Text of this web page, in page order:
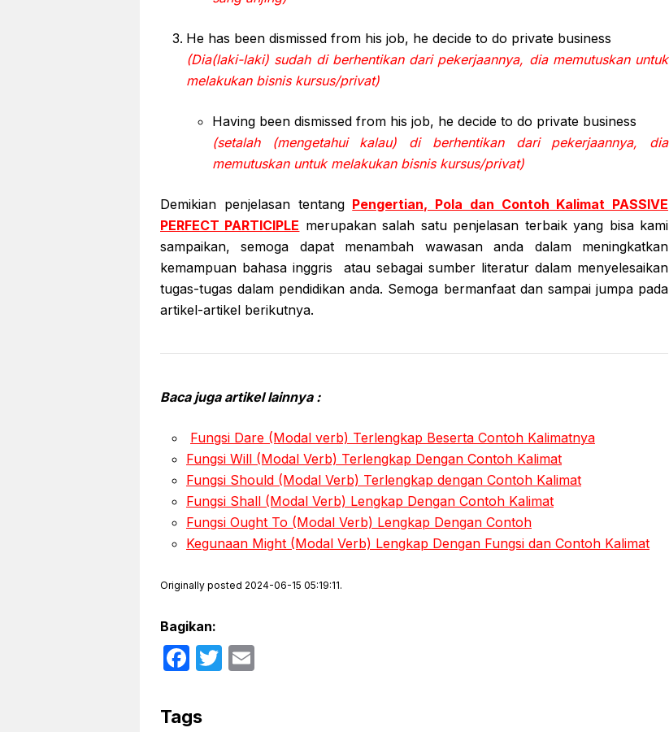
He has been dismissed from his job, he decide to do private business
(Dia(laki-laki) sudah di berhentikan dari pekerjaannya, dia memutuskan untuk
melakukan bisnis kursus/privat)
Having been dismissed from his job, he decide to do private business
(setalah (mengetahui kalau) di berhentikan dari pekerjaannya, dia
memutuskan untuk melakukan bisnis kursus/privat)
Demikian penjelasan tentang Pengertian, Pola dan Contoh Kalimat PASSIVE
PERFECT PARTICIPLE merupakan salah satu penjelasan terbaik yang bisa kami
sampaikan, semoga dapat menambah wawasan anda dalam meningkatkan
kemampuan bahasa inggris atau sebagai sumber literatur dalam menyelesaikan
tugas-tugas dalam pendidikan anda. Semoga bermanfaat dan sampai jumpa pada
artikel-artikel berikutnya.
Baca juga artikel lainnya :
Fungsi Dare (Modal verb) Terlengkap Beserta Contoh Kalimatnya
Fungsi Will (Modal Verb) Terlengkap Dengan Contoh Kalimat
Fungsi Should (Modal Verb) Terlengkap dengan Contoh Kalimat
Fungsi Shall (Modal Verb) Lengkap Dengan Contoh Kalimat
Fungsi Ought To (Modal Verb) Lengkap Dengan Contoh
Kegunaan Might (Modal Verb) Lengkap Dengan Fungsi dan Contoh Kalimat
Originally posted 2024-06-15 05:19:11.
Bagikan:
F
c
T
Tags